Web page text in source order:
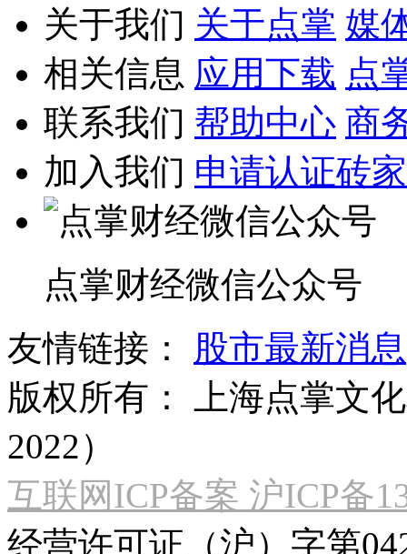
关于我们 关于点掌 媒
相关信息 应用下载 点
联系我们 帮助中心 商
加入我们 申请认证砖家
点掌财经微信公众号
友情链接：
股市最新消息
版权所有：
上海点掌文
2022）
互联网ICP备案 沪ICP备
经营许可证（沪）字第